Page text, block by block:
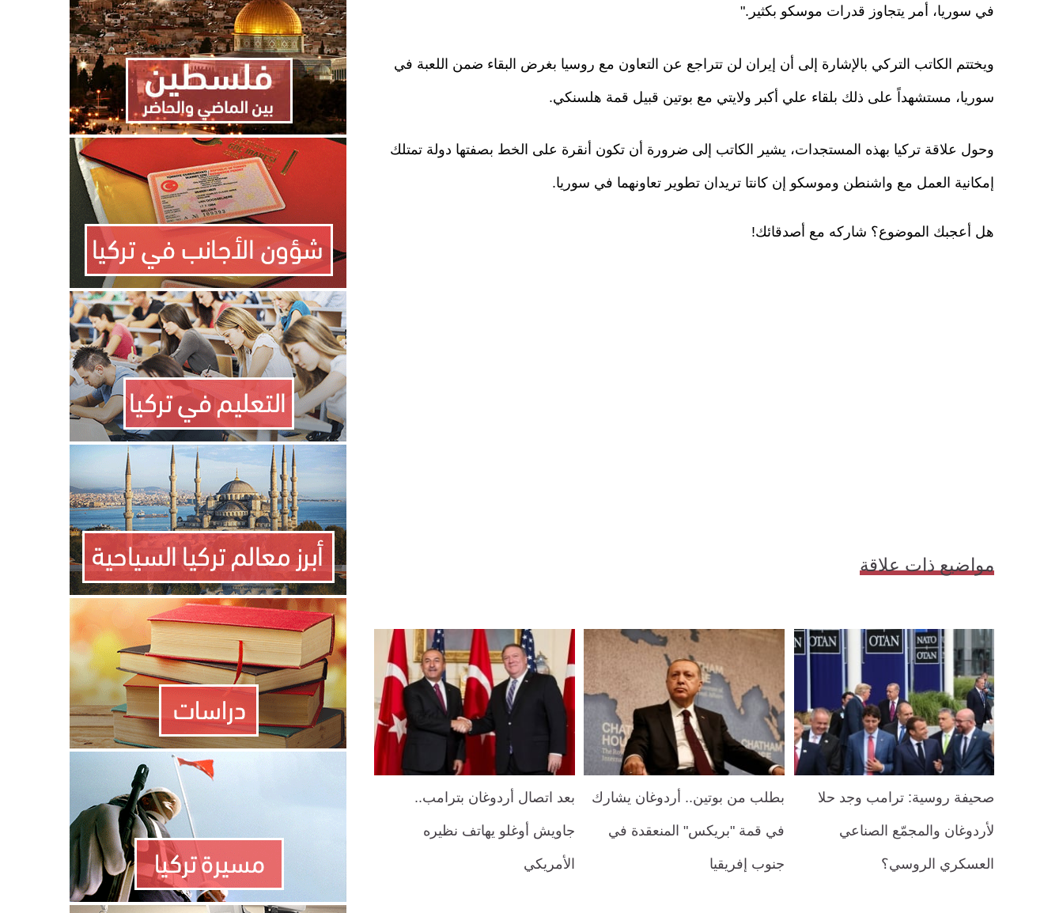
في سوريا، أمر يتجاوز قدرات موسكو بكثير."
ويختتم الكاتب التركي بالإشارة إلى أن إيران لن تتراجع عن التعاون مع روسيا بغرض البقاء ضمن اللعبة في
سوريا، مستشهداً على ذلك بلقاء علي أكبر ولايتي مع بوتين قبيل قمة هلسنكي.
وحول علاقة تركيا بهذه المستجدات، يشير الكاتب إلى ضرورة أن تكون أنقرة على الخط بصفتها دولة تمتلك
إمكانية العمل مع واشنطن وموسكو إن كانتا تريدان تطوير تعاونهما في سوريا.
هل أعجبك الموضوع؟ شاركه مع أصدقائك!
مواضيع ذات علاقة
صحيفة روسية: ترامب وجد حلا
لأردوغان والمجمّع الصناعي
العسكري الروسي؟
بطلب من بوتين.. أردوغان يشارك
في قمة "بريكس" المنعقدة في
جنوب إفريقيا
بعد اتصال أردوغان بترامب..
جاويش أوغلو يهاتف نظيره
الأمريكي